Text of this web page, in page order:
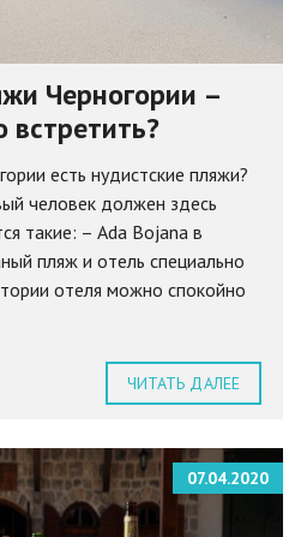
Черногории –
есть нудистские пляжи?
человек должен здесь
такие: – Ada Bojana в
пляж и отель специально
отеля можно спокойно
ЧИТАТЬ ДАЛЕЕ
07.04.2020